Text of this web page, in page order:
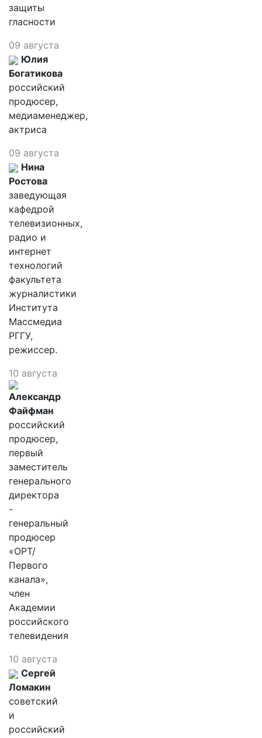
защиты
гласности
09 августа
Юлия
Богатикова
российский
продюсер,
медиаменеджер,
актриса
09 августа
Нина
Ростова
заведующая
кафедрой
телевизионных,
радио и
интернет
технологий
факультета
журналистики
Института
Массмедиа
РГГУ,
режиссер.
10 августа
Александр
Файфман
российский
продюсер,
первый
заместитель
генерального
директора
-
генеральный
продюсер
«ОРТ/
Первого
канала»,
член
Академии
российского
телевидения
10 августа
Сергей
Ломакин
советский
и
российский